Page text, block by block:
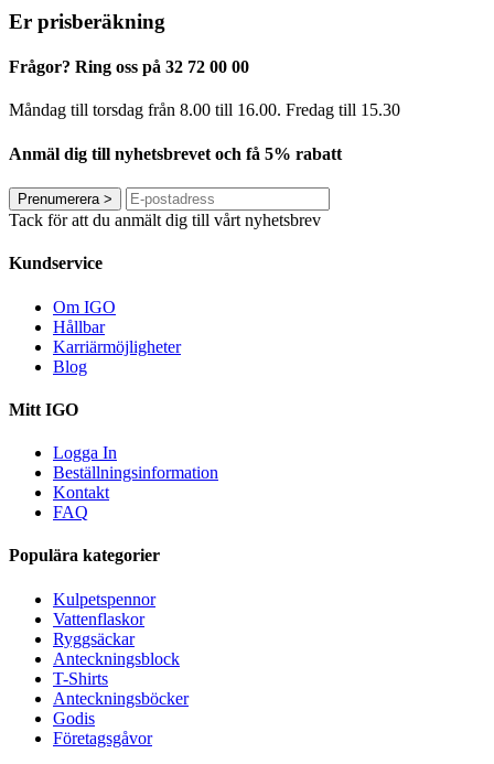
Er prisberäkning
Frågor? Ring oss på 32 72 00 00
Måndag till torsdag från 8.00 till 16.00. Fredag ​​till 15.30
Anmäl dig till nyhetsbrevet och få 5% rabatt
Prenumerera >
Tack för att du anmält dig till vårt nyhetsbrev
Kundservice
Om IGO
Hållbar
Karriärmöjligheter
Blog
Mitt IGO
Logga In
Beställningsinformation
Kontakt
FAQ
Populära kategorier
Kulpetspennor
Vattenflaskor
Ryggsäckar
Anteckningsblock
T-Shirts
Anteckningsböcker
Godis
Företagsgåvor